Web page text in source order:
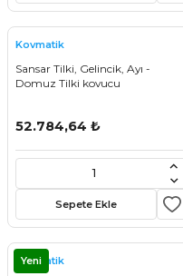
Kovmatik
Sansar Tilki, Gelincik, Ayı -
Domuz Tilki kovucu
52.784,64 ₺
Sepete Ekle
Yeni
Kovmatik